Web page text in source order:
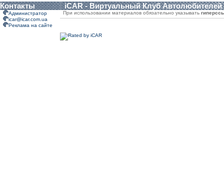
Контакты iCAR - Виртуальный Клуб Автолюбителей
Администратор
icar@icar.com.ua
Реклама на сайте
При использовании материалов обязательно указывать